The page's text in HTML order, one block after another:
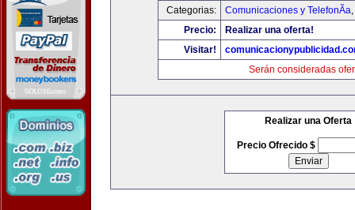
Categorias:
Comunicaciones y TelefonÃ­a,
Precio:
Realizar una oferta!
Visitar!
Serán consideradas
Realizar una Oferta
Precio Ofrecido $